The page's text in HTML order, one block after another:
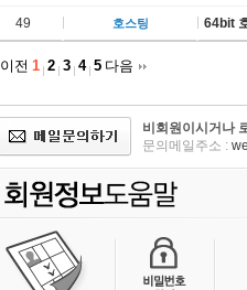
49 호스팅 64bit
이전 1 2 3 4 5 다음
비회원이시거나
문의메일주소 :